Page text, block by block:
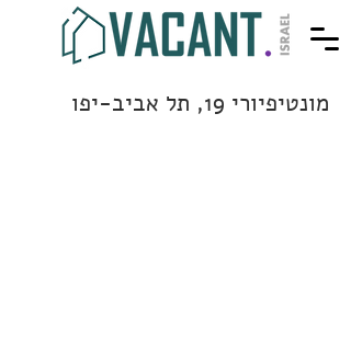
מונטיפיורי 19, תל אביב-יפו